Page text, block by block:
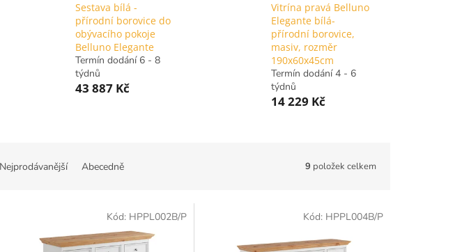
Sestava bílá -
přírodní borovice do
obývacího pokoje
Belluno Elegante
Termín dodání 6 - 8
týdnů
43 887 Kč
Vitrína pravá Belluno
Elegante bílá-
přírodní borovice,
masiv, rozměr
190x60x45cm
Termín dodání 4 - 6
týdnů
14 229 Kč
Nejprodávanější Abecedně 9 položek celkem
Kód: HPPL002B/P Kód: HPPL004B/P